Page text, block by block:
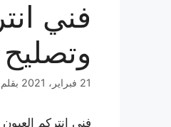
21 فبراير، 2021 بقلم
فني انتركم